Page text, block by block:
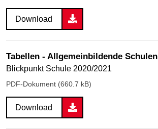
Download
Tabellen - Allgemeinbildende Schulen
Blickpunkt Schule 2020/2021
PDF-Dokument (660.7 kB)
Download